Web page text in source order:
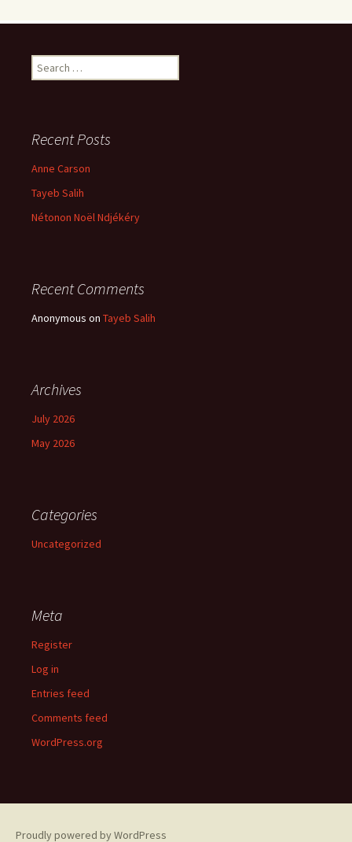
Search
for:
Recent Posts
Anne Carson
Tayeb Salih
Nétonon Noël Ndjékéry
Recent Comments
Anonymous on Tayeb Salih
Archives
July 2026
May 2026
Categories
Uncategorized
Meta
Register
Log in
Entries feed
Comments feed
WordPress.org
Proudly powered by WordPress